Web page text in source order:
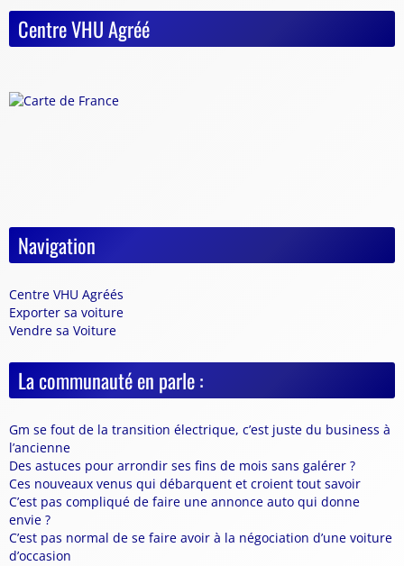
Centre VHU Agréé
Navigation
Centre VHU Agréés
Exporter sa voiture
Vendre sa Voiture
La communauté en parle :
Gm se fout de la transition électrique, c’est juste du business à
l’ancienne
Des astuces pour arrondir ses fins de mois sans galérer ?
Ces nouveaux venus qui débarquent et croient tout savoir
C’est pas compliqué de faire une annonce auto qui donne
envie ?
C’est pas normal de se faire avoir à la négociation d’une voiture
d’occasion